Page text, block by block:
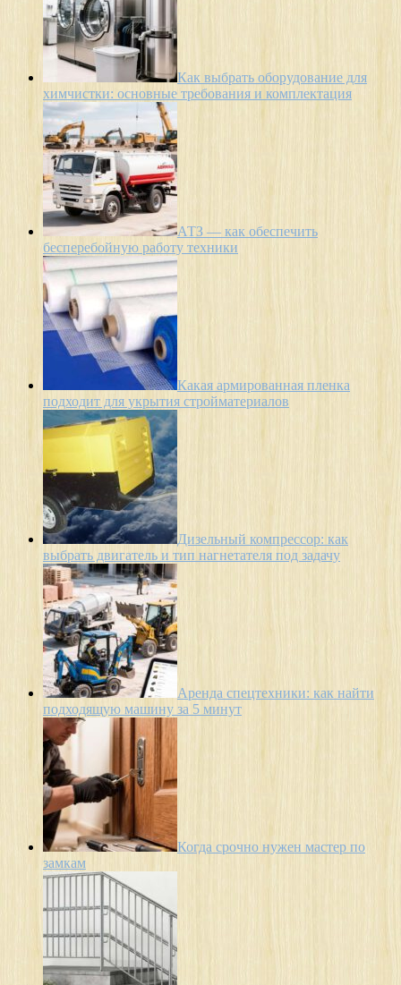
Как выбрать оборудование для
химчистки: основные требования и комплектация
АТЗ — как обеспечить
бесперебойную работу техники
Какая армированная пленка
подходит для укрытия стройматериалов
Дизельный компрессор: как
выбрать двигатель и тип нагнетателя под задачу
Аренда спецтехники: как найти
подходящую машину за 5 минут
Когда срочно нужен мастер по
замкам